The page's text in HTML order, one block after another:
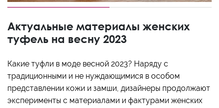
Актуальные материалы женских
туфель на весну 2023
Какие туфли в моде весной 2023? Наряду с
традиционными и не нуждающимися в особом
представлении кожи и замши, дизайнеры продолжают
эксперименты с материалами и фактурами женских